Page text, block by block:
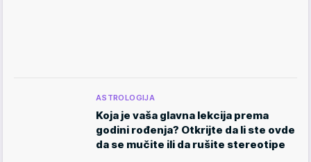
ASTROLOGIJA
Koja je vaša glavna lekcija prema
godini rođenja? Otkrijte da li ste ovde
da se mučite ili da rušite stereotipe